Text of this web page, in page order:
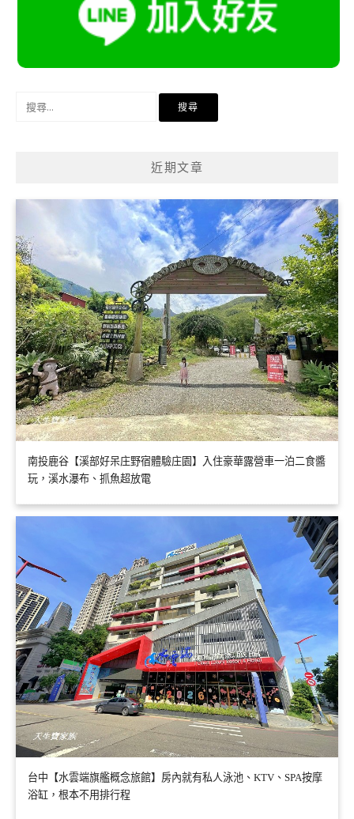
近期文章
南投鹿谷【溪部好呆庄野宿體驗庄園】入住豪華露營車一泊二食醬
玩，溪水瀑布、抓魚超放電
台中【水雲端旗艦概念旅館】房內就有私人泳池、KTV、SPA按摩
浴缸，根本不用排行程